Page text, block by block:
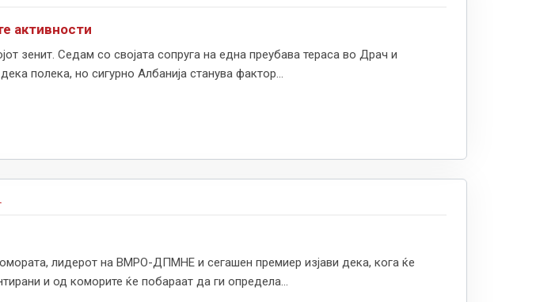
активности
зенит. Седам со својата сопруга на една преубава тераса во Драч и
полека, но сигурно Албанија станува фактор...
лидерот на ВМРО-ДПМНЕ и сегашен премиер изјави дека, кога ќе
и од коморите ќе побараат да ги определа...